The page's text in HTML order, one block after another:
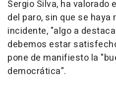
Sergio Silva, ha valorado
del paro, sin que se haya
incidente, "algo a
debemos estar
pone de manifiesto la
democrática".